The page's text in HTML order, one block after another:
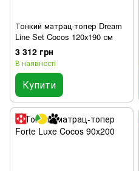
Тонкий матрац-топер Dream
Line Set Cocos 120х190 см
3 312 грн
В наявності
Купити